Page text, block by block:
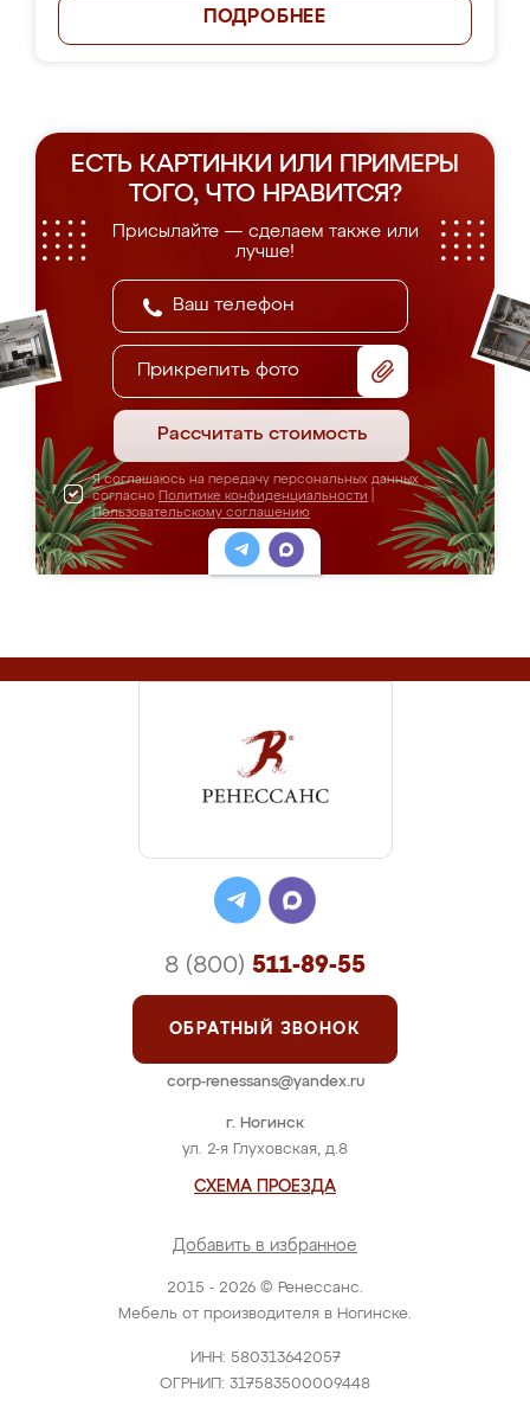
ПОДРОБНЕЕ
ЕСТЬ КАРТИНКИ ИЛИ ПРИМЕРЫ
ТОГО, ЧТО НРАВИТСЯ?
Присылайте — сделаем также или
лучше!
Прикрепить фото
Рассчитать стоимость
Я соглашаюсь на передачу персональных данных
согласно Политике конфиденциальности
Пользовательскому соглашению
2015 - 2026 © Ренессанс.
Мебель от производителя в Ногинске.
ИНН: 580313642057
ОГРНИП: 317583500009448
г. Ногинск
ул. 2-я Глуховская, д.8
СХЕМА ПРОЕЗДА
Добавить в избранное
8 (800) 511-89-55
ОБРАТНЫЙ ЗВОНОК
corp-renessans@yandex.ru